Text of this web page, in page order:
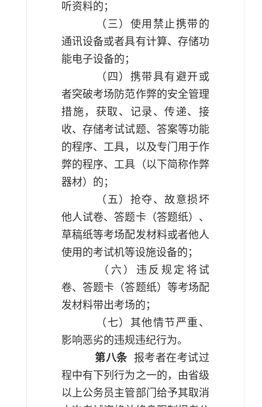
听资料的；
（三）使用禁止携带的
通讯设备或者具有计算、存储功
能电子设备的；
（四）携带具有避开或
者突破考场防范作弊的安全管理
措施，获取、记录、传递、接
收、存储考试试题、答案等功能
的程序、工具，以及专门用于作
弊的程序、工具（以下简称作弊
器材）的；
（五）抢夺、故意损坏
他人试卷、答题卡（答题纸）、
草稿纸等考场配发材料或者他人
使用的考试机等设施设备的；
（六）违反规定将试
卷、答题卡（答题纸）等考场配
发材料带出考场的；
（七）其他情节严重、
影响恶劣的违规违纪行为。
第八条 报考者在考试过
程中有下列行为之一的，由省级
以上公务员主管部门给予其取消